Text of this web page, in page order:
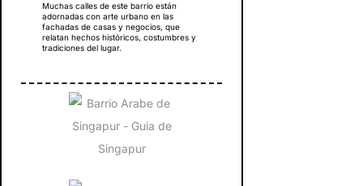
Muchas calles de este barrio están
adornadas con arte urbano en las
fachadas de casas y negocios, que
relatan hechos históricos, costumbres y
tradiciones del lugar.